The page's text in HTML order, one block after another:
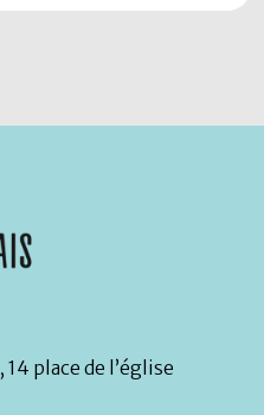
, 14 place de l’église